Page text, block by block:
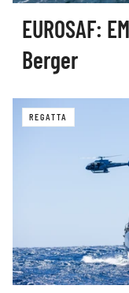
EUROSAF:
Berger
REGATTA